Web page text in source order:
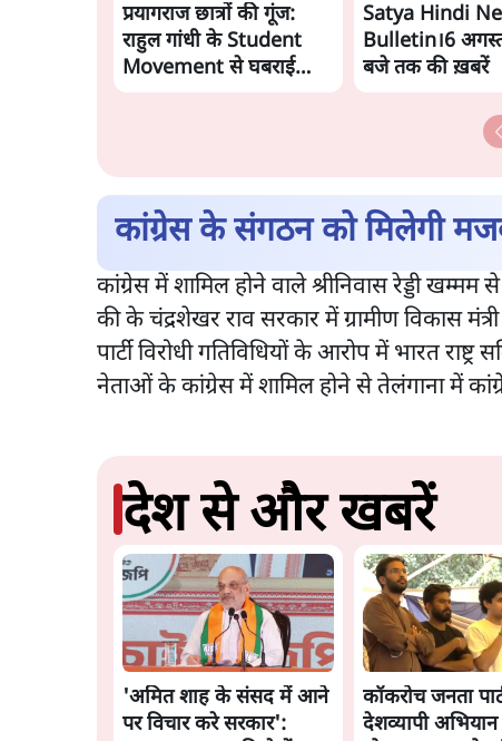
प्रयागराज छात्रों की गूंज:
राहुल गांधी के Student
Movement से घबराई
Satya Hindi
Bulletin।6
बजे तक की ख़बरें
कांग्रेस के संगठन को मिलेगी
कांग्रेस में शामिल होने वाले श्रीनिवास रेड्डी
की के चंद्रशेखर राव सरकार में ग्रामीण विकास
पार्टी विरोधी गतिविधियों के आरोप में भारत
नेताओं के कांग्रेस में शामिल होने से तेलंगाना में
देश से और खबरें
'अमित शाह के संसद में आने
पर विचार करे सरकार':
कॉकरोच जनता
देशव्यापी